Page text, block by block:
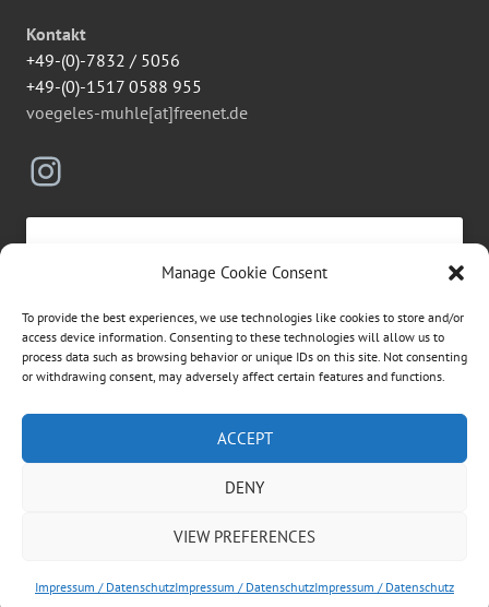
Manage Cookie Consent
To provide the best experiences, we use technologies like cookies to store and/or
access device information. Consenting to these technologies will allow us to
process data such as browsing behavior or unique IDs on this site. Not consenting
or withdrawing consent, may adversely affect certain features and functions.
ACCEPT
DENY
VIEW PREFERENCES
Impressum / DatenschutzImpressum / DatenschutzImpressum / Datenschutz
Kontakt
+49-(0)-7832 / 5056
+49-(0)-1517 0588 955
voegeles-muhle[at]freenet.de
Instagram
enable this content
Suchen